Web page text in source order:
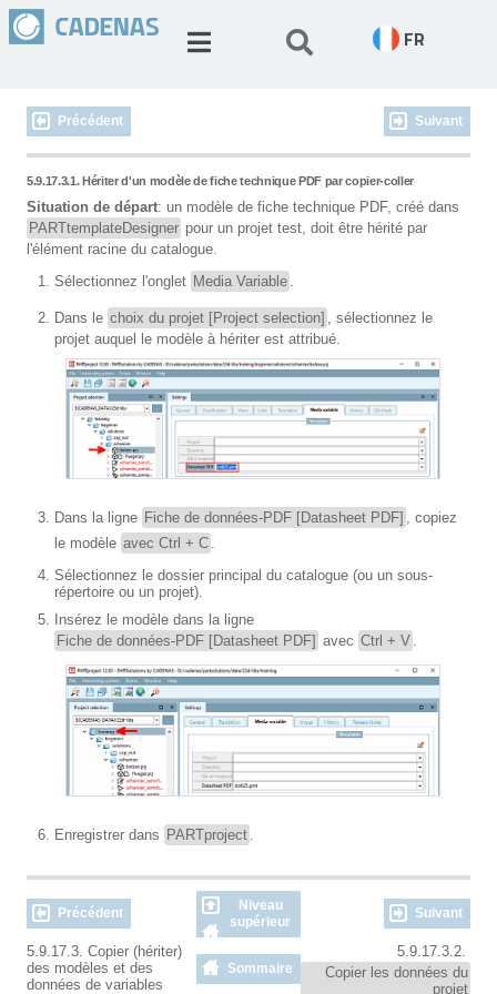
FR
Précédent Suivant
5.9.17.3.1. Hériter d'un modèle de fiche technique PDF par copier-coller
Situation de départ: un modèle de fiche technique PDF, créé dans
PARTtemplateDesigner pour un projet test, doit être hérité par
l'élément racine du catalogue.
Sélectionnez l'onglet Media Variable .
Dans le choix du projet [Project selection] , sélectionnez le
projet auquel le modèle à hériter est attribué.
Dans la ligne Fiche de données-PDF [Datasheet PDF]
, copiez
le modèle avec Ctrl + C
Sélectionnez le dossier principal du catalogue (ou un sous-
répertoire ou un projet).
Insérez le modèle dans la ligne
Fiche de données-PDF [Datasheet PDF] avec Ctrl + V
Enregistrer dans PARTproject
Précédent
Niveau
supérieur
Suivant
5.9.17.3. Copier (hériter)
des modèles et des
données de variables
Sommaire
5.9.17.3.2.
Copier les données du
projet